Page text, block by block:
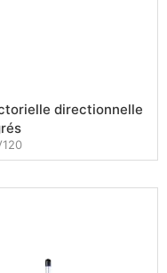
directionnelle